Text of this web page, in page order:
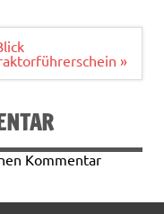
»
Kommentar